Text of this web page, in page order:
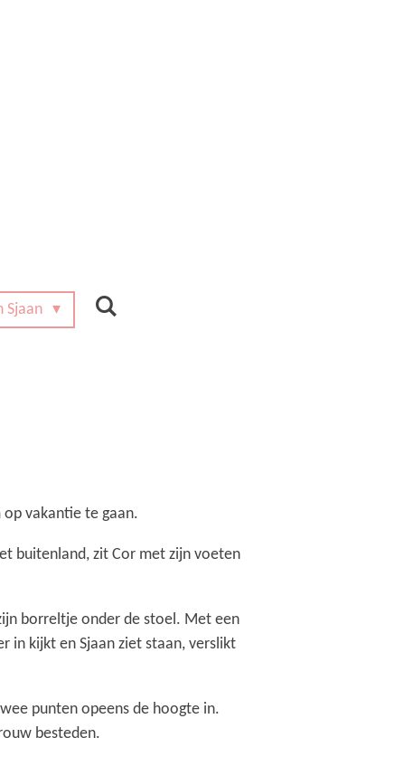
Sjaan
vakantie te gaan.
buitenland, zit Cor met zijn voeten
borreltje onder de stoel. Met een
in kijkt en Sjaan ziet staan, verslikt
punten opeens de hoogte in.
besteden.